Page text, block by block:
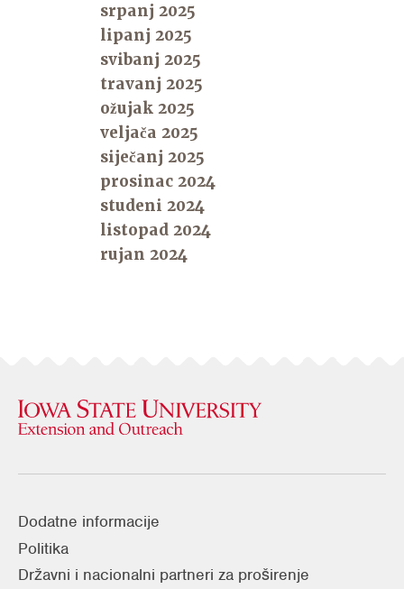
srpanj 2025
lipanj 2025
svibanj 2025
travanj 2025
ožujak 2025
veljača 2025
siječanj 2025
prosinac 2024
studeni 2024
listopad 2024
rujan 2024
Dodatne informacije
Politika
Državni i nacionalni partneri za proširenje